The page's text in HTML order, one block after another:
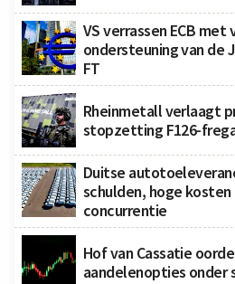
VS verrassen ECB met
ondersteuning van de
FT
Rheinmetall verlaagt
stopzetting F126-
Duitse
schulden, hoge kosten
concurrentie
Hof van Cassatie
aandelenopties onder